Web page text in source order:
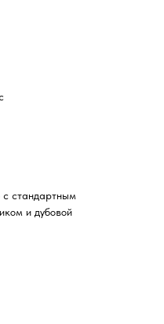
с стандартным
и дубовой